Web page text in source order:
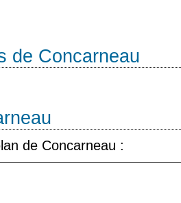
de Concarneau
de Concarneau :